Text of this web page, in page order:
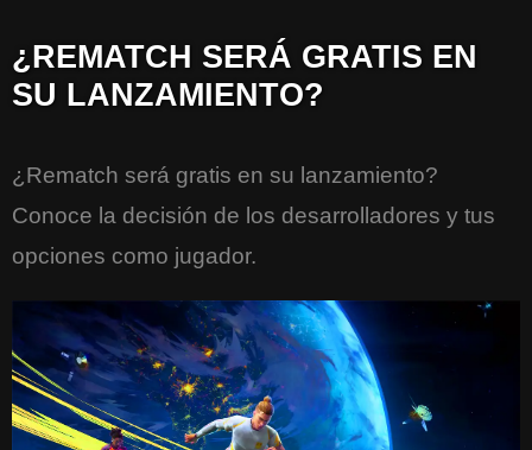
¿REMATCH SERÁ GRATIS EN
SU LANZAMIENTO?
¿Rematch será gratis en su lanzamiento?
Conoce la decisión de los desarrolladores y tus
opciones como jugador.